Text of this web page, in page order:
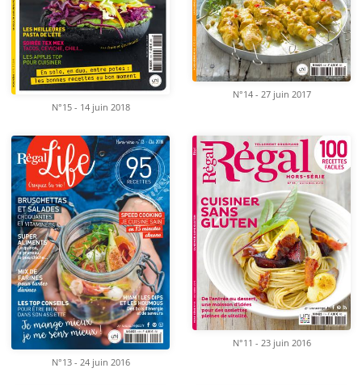
N°15 - 14 juin 2018
N°14 - 27 juin 2017
N°13 - 24 juin 2016
N°11 - 23 juin 2016